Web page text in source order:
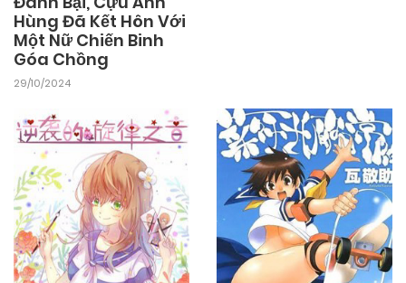
Chapter 25 09/11/2024
Chapter 24
Chapter 23 09/11/2024
Chapter 22 09/11/2024
Chapter 21 09/11/2024
Hùng Đã Kết Hôn Với
Một Nữ Chiến Binh
Góa Chồng
29/10/2024